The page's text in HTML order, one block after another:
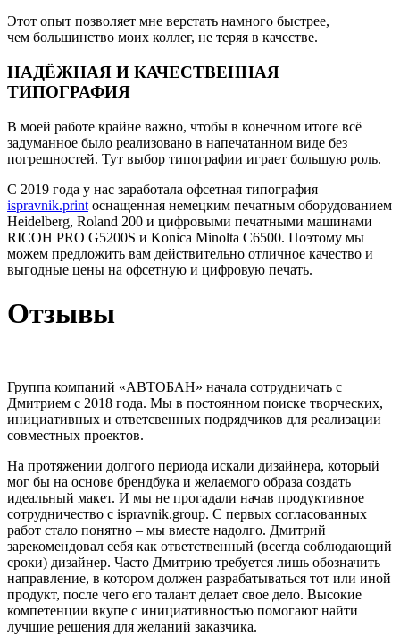
Этот опыт позволяет мне верстать намного быстрее,
чем большинство моих коллег, не теряя в качестве.
НАДЁЖНАЯ И КАЧЕСТВЕННАЯ
ТИПОГРАФИЯ
В моей работе крайне важно, чтобы в конечном итоге всё
задуманное было реализовано в напечатанном виде без
погрешностей. Тут выбор типографии играет большую роль.
C 2019 года у нас заработала офсетная типография
ispravnik.print оснащенная немецким печатным оборудованием
Heidelberg, Roland 200 и цифровыми печатными машинами
RICOH PRO G5200S и Konicа Minolta C6500. Поэтому мы
можем предложить вам действительно отличное качество и
выгодные цены на офсетную и цифровую печать.
Отзывы
Группа компаний «АВТОБАН» начала сотрудничать с
Дмитрием с 2018 года. Мы в постоянном поиске творческих,
инициативных и ответсвенных подрядчиков для реализации
совместных проектов.
На протяжении долгого периода искали дизайнера, который
мог бы на основе брендбука и желаемого образа создать
идеальный макет. И мы не прогадали начав продуктивное
сотрудничество с ispravnik.group. С первых согласованных
работ стало понятно – мы вместе надолго. Дмитрий
зарекомендовал себя как ответственный (всегда соблюдающий
сроки) дизайнер. Часто Дмитрию требуется лишь обозначить
направление, в котором должен разрабатываться тот или иной
продукт, после чего его талант делает свое дело. Высокие
компетенции вкупе с инициативностью помогают найти
лучшие решения для желаний заказчика.